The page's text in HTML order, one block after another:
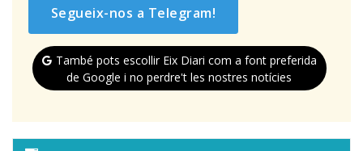
Segueix-nos a Telegram!
També pots escollir Eix Diari com a font preferida
de Google i no perdre't les nostres notícies